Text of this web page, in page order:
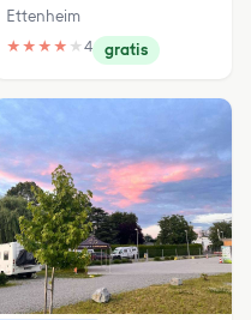
Ettenheim
★ ★ ★ ★ ★ 4 gratis